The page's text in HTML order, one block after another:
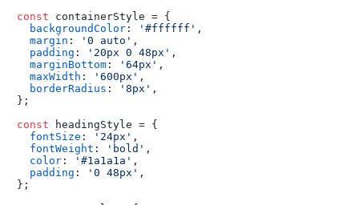
const containerStyle = {
backgroundColor : '#ffffff' ,
margin : '0 auto' ,
padding : '20px 0 48px' ,
marginBottom : '64px' ,
maxWidth : '600px' ,
borderRadius : '8px' ,
};
const headingStyle = {
fontSize : '24px' ,
fontWeight : 'bold' ,
color : '#1a1a1a' ,
padding : '0 48px' ,
};